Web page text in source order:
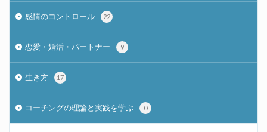
感情のコントロール 22
恋愛・婚活・パートナー 9
生き方 17
コーチングの理論と実践を学ぶ 0